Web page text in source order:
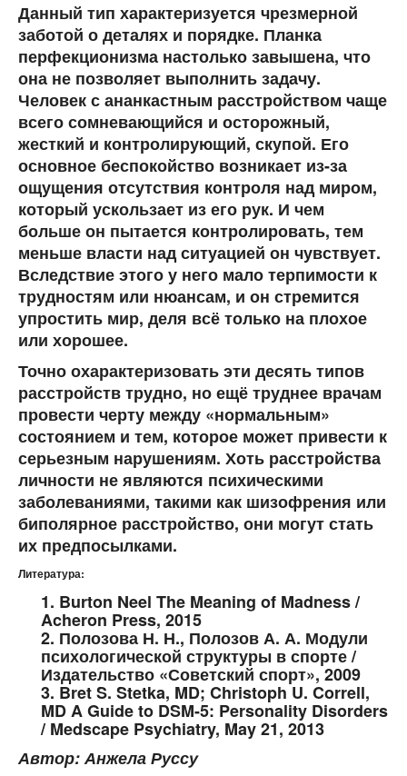
Данный тип характеризуется чрезмерной
заботой о деталях и порядке. Планка
перфекционизма настолько завышена, что
она не позволяет выполнить задачу.
Человек с ананкастным расстройством чаще
всего сомневающийся и осторожный,
жесткий и контролирующий, скупой. Его
основное беспокойство возникает из-за
ощущения отсутствия контроля над миром,
который ускользает из его рук. И чем
больше он пытается контролировать, тем
меньше власти над ситуацией он чувствует.
Вследствие этого у него мало терпимости к
трудностям или нюансам, и он стремится
упростить мир, деля всё только на плохое
или хорошее.
Точно охарактеризовать эти десять типов
расстройств трудно, но ещё труднее врачам
провести черту между «нормальным»
состоянием и тем, которое может привести к
серьезным нарушениям. Хоть расстройства
личности не являются психическими
заболеваниями, такими как шизофрения или
биполярное расстройство, они могут стать
их предпосылками.
Литература:
1. Burton Neel The Meaning of Madness /
Acheron Press, 2015
2. Полозова Н. Н., Полозов А. А. Модули
психологической структуры в спорте /
Издательство «Советский спорт», 2009
3. Bret S. Stetka, MD; Christoph U. Correll,
MD A Guide to DSM-5: Personality Disorders
/ Medscape Psychiatry, May 21, 2013
Автор: Анжела Руссу